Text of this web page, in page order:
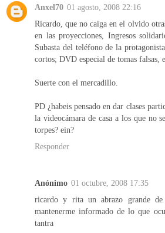
Anxel70 01 agosto, 2008 22:16
Ricardo, que no caiga en el olvido
en las proyecciones, Ingresos
Subasta del teléfono de la
cortos; DVD especial de tomas falsas,
Suerte con el mercadillo.
PD ¿habeis pensado en dar clases
la videocámara de casa a los que no
torpes? ein?
Responder
Anónimo 01 octubre, 2008 17:35
ricardo y rita un abrazo grande
mantenerme informado de lo que
tantra